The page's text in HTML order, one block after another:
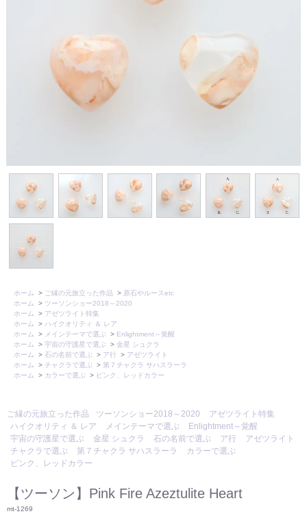
ホーム > ご縁の元旅立った作品 > 原石やルースetc
ホーム
> ツーソンショー2018～2020
ホーム
> アゼツライト特集
ホーム
> ハイクオリティ ＆ レア
ホーム
> メインテーマで選ぶ > Enlightment～覚醒
ホーム
> 宇宙の守護星で選ぶ > 金星 シュクラ
ホーム
> 石の名前で選ぶ > ア行 > アゼツライト
ホーム
> チャクラで選ぶ > 第７チャクラ サハスラーラ
ホーム
> カラーで選ぶ > ピンク、レッドカラー
ご縁の元旅立った作品 ツーソンショー2018～2020
アゼツライト特集
ハイクオリティ ＆ レア
メインテーマで選ぶ
Enlightment～覚醒
宇宙の守護星で選ぶ
金星 シュクラ 石の名前で選ぶ ア行
アゼツライト
チャクラで選ぶ
第７チャクラ サハスラーラ
カラーで選ぶ
ピンク、レッドカラー
【ツーソン】Pink Fire Azeztulite Heart
mt-1269